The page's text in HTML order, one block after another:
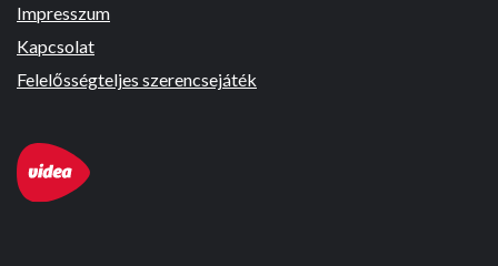
Impresszum
Kapcsolat
Felelősségteljes szerencsejáték